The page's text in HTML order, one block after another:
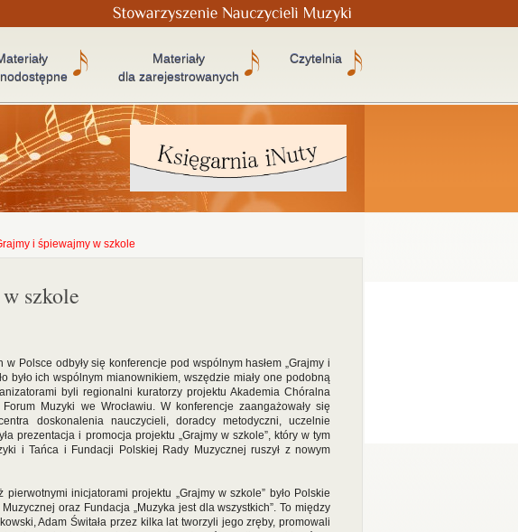
Materiały
dla zarejestrowanych
Czytelnia
i śpiewajmy w szkole
szkole
Polsce odbyły się konferencje pod wspólnym hasłem „Grajmy i
było ich wspólnym mianownikiem, wszędzie miały one podobną
byli regionalni kuratorzy projektu Akademia Chóralna
Muzyki we Wrocławiu. W konferencje zaangażowały się
doskonalenia nauczycieli, doradcy metodyczni, uczelnie
prezentacja i promocja projektu „Grajmy w szkole”, który w tym
i Tańca i Fundacji Polskiej Rady Muzycznej ruszył z nowym
inicjatorami projektu „Grajmy w szkole” było Polskie
oraz Fundacja „Muzyka jest dla wszystkich”. To między
Adam Świtała przez kilka lat tworzyli jego zręby, promowali